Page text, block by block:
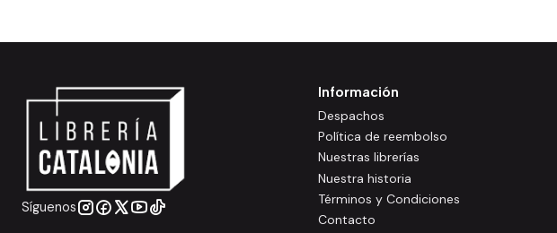
Síguenos
Información
Despachos
Política de reembolso
Nuestras librerías
Nuestra historia
Términos y Condiciones
Contacto